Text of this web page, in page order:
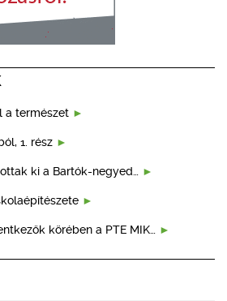
a természet
1. rész
ki a Bartók-negyed…
körében a PTE MIK…